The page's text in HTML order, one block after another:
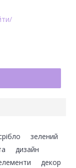
зелений
дизайн
декор